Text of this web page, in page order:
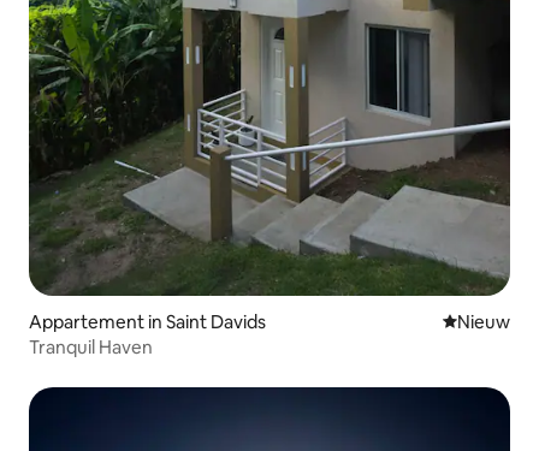
Appartement in Saint Davids Nieuwe
Nieuw
Tranquil Haven